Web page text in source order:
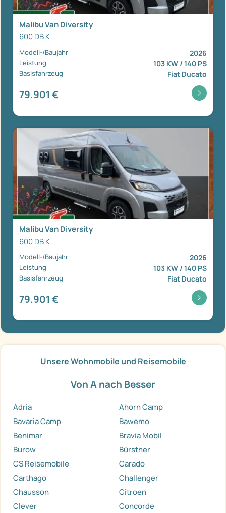
Malibu Van Diversity
600 DB K
Modell-/Baujahr 2026
Leistung 103 KW / 140 PS
Basisfahrzeug Fiat Ducato
79.901 €
Malibu Van Diversity
600 DB K
Modell-/Baujahr 2026
Leistung 103 KW / 140 PS
Basisfahrzeug Fiat Ducato
79.901 €
Unsere Wohnmobile und Reisemobile
Von A nach Besser
Adria
Ahorn Camp
Bavaria Camp
Bawemo
Benimar
Bravia Mobil
Burow
Bürstner
CS Reisemobile
Carado
Carthago
Challenger
Chausson
Citroen
Clever
Concorde